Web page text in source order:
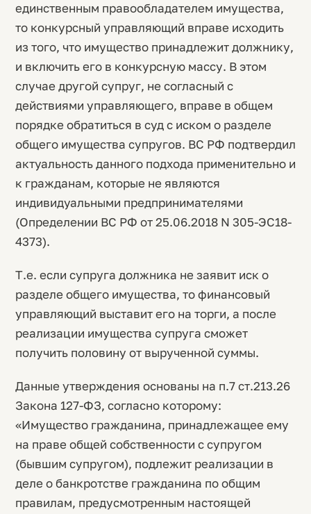
единственным правообладателем имущества,
то конкурсный управляющий вправе исходить
из того, что имущество принадлежит должнику,
и включить его в конкурсную массу. В этом
случае другой супруг, не согласный с
действиями управляющего, вправе в общем
порядке обратиться в суд с иском о разделе
общего имущества супругов. ВС РФ подтвердил
актуальность данного подхода применительно и
к гражданам, которые не являются
индивидуальными предпринимателями
(Определении ВС РФ от 25.06.2018 N 305-ЭС18-
4373).
Т.е. если супруга должника не заявит иск о
разделе общего имущества, то финансовый
управляющий выставит его на торги, а после
реализации имущества супруга сможет
получить половину от вырученной суммы.
Данные утверждения основаны на п.7 ст.213.26
Закона 127-ФЗ, согласно которому:
«Имущество гражданина, принадлежащее ему
на праве общей собственности с супругом
(бывшим супругом), подлежит реализации в
деле о банкротстве гражданина по общим
правилам, предусмотренным настоящей